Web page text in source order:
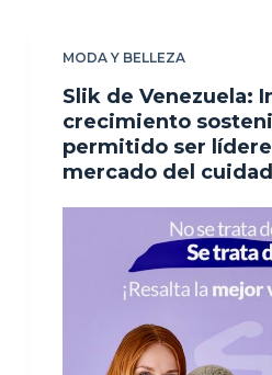
MODA Y BELLEZA
Slik de Venezuela:
crecimiento
permitido ser
mercado del